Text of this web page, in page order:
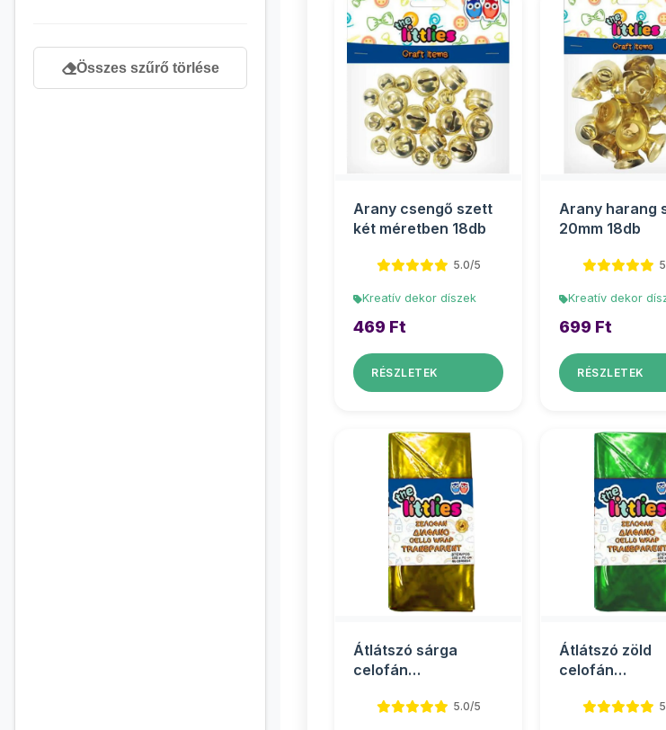
Összes szűrő törlése
Arany csengő szett
két méretben 18db
5.0/5
Kreatív dekor díszek
469 Ft
RÉSZLETEK
Arany harang
20mm 18db
Kreatív dekor
699 Ft
RÉSZLETEK
Átlátszó sárga
celofán
70x100cm 2 ív5.0/5
Átlátszó zöld
celofán
70x100cm 2 ív